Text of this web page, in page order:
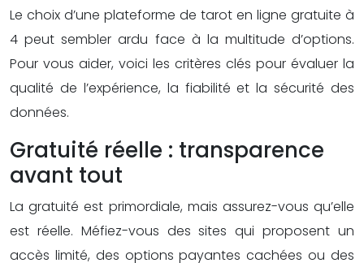
Le choix d’une plateforme de tarot en ligne gratuite à
4 peut sembler ardu face à la multitude d’options.
Pour vous aider, voici les critères clés pour évaluer la
qualité de l’expérience, la fiabilité et la sécurité des
données.
Gratuité réelle : transparence
avant tout
La gratuité est primordiale, mais assurez-vous qu’elle
est réelle. Méfiez-vous des sites qui proposent un
accès limité, des options payantes cachées ou des